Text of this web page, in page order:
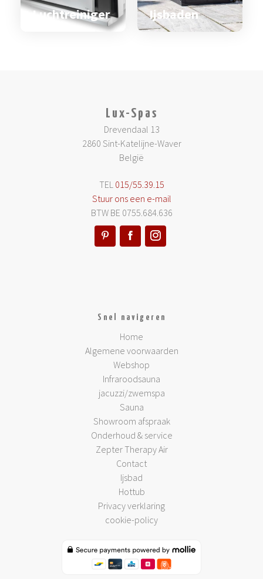
Luchtreiniger Ijsbaden
Lux-Spas
Drevendaal 13
2860 Sint-Katelijne-Waver
België
TEL 015/55.39.15
Stuur ons een e-mail
BTW BE 0755.684.636
Snel navigeren
Home
Algemene voorwaarden
Webshop
Infraroodsauna
jacuzzi/zwemspa
Sauna
Showroom afspraak
Onderhoud & service
Zepter Therapy Air
Contact
Ijsbad
Hottub
Privacy verklaring
cookie-policy